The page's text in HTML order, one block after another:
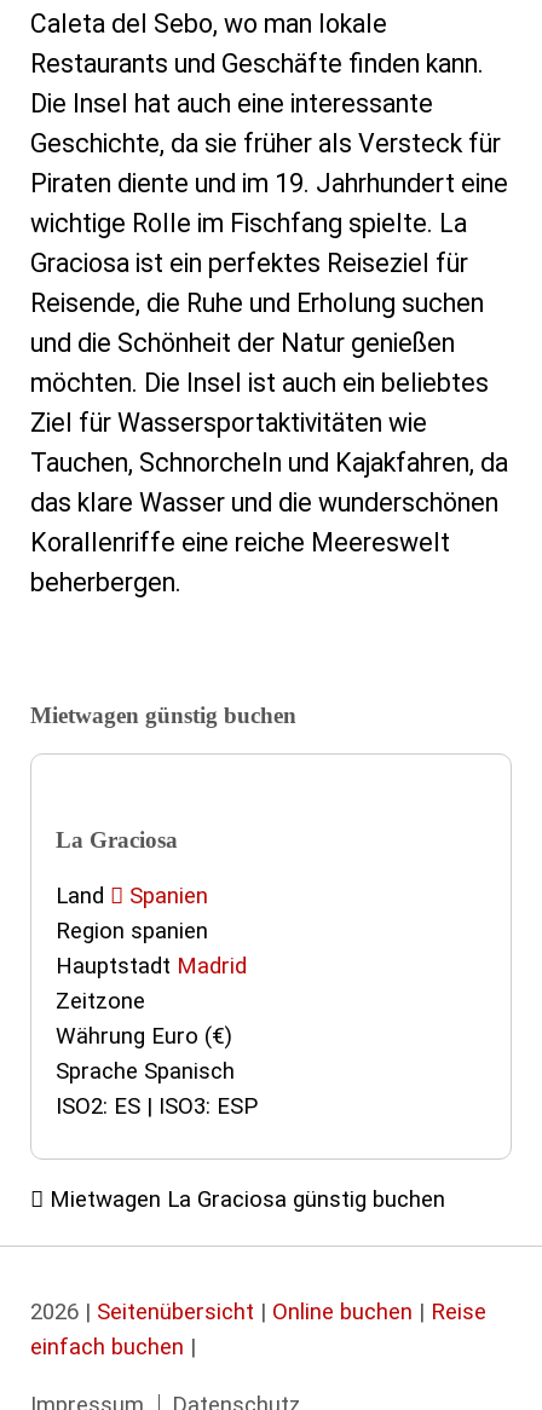
Caleta del Sebo, wo man lokale
Restaurants und Geschäfte finden kann.
Die Insel hat auch eine interessante
Geschichte, da sie früher als Versteck für
Piraten diente und im 19. Jahrhundert eine
wichtige Rolle im Fischfang spielte. La
Graciosa ist ein perfektes Reiseziel für
Reisende, die Ruhe und Erholung suchen
und die Schönheit der Natur genießen
möchten. Die Insel ist auch ein beliebtes
Ziel für Wassersportaktivitäten wie
Tauchen, Schnorcheln und Kajakfahren, da
das klare Wasser und die wunderschönen
Korallenriffe eine reiche Meereswelt
beherbergen.
Mietwagen günstig buchen
La Graciosa
Land
Spanien
Region spanien
Hauptstadt Madrid
Zeitzone
Währung Euro (€)
Sprache Spanisch
ISO2: ES | ISO3: ESP
Mietwagen La Graciosa günstig buchen
2026 | Seitenübersicht | Online buchen | Reise
einfach buchen |
Navigation